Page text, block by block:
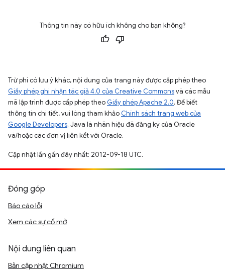
Thông tin này có hữu ích không cho bạn không?
Trừ phi có lưu ý khác, nội dung của trang này được cấp phép theo
Giấy phép ghi nhận tác giả 4.0 của Creative Commonsvà các mẫu
mã lập trình được cấp phép theo Giấy phép Apache 2.0. Để biết
thông tin chi tiết, vui lòng tham khảo Chính sách trang web của
Google Developers. Java là nhãn hiệu đã đăng ký của Oracle
và/hoặc các đơn vị liên kết với Oracle.
Cập nhật lần gần đây nhất: 2012-09-18 UTC.
Đóng góp
Báo cáo lỗi
Xem các sự cố mở
Nội dung liên quan
Bản cập nhật Chromium